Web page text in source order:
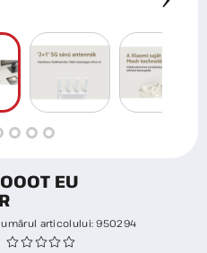
EU
articolului:950294